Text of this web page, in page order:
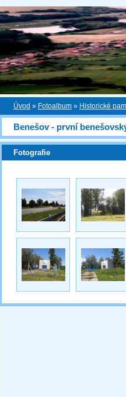
Úvod » Fotoalbum » Historické
Benešov - první
Fotografie